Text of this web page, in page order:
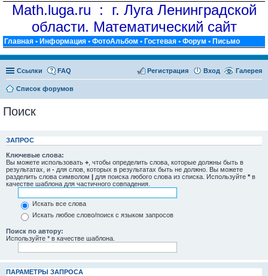
Math.luga.ru : г. Луга Ленинградской
области. Математический сайт
Главная • Информация • ФотоАльбом • Гостевая • Форум • Письмо
Ссылки Галерея
FAQ Вход
Регистрация
Список форумов
Поиск
ЗАПРОС
Ключевые слова:
Вы можете использовать + , чтобы определить слова, которые должны быть в
результатах, и - для слов, которых в результатах быть не должно. Вы можете
разделить слова символом | для поиска любого слова из списка. Используйте * в
качестве шаблона для частичного совпадения.
Искать все слова
Искать любое слово/поиск с языком запросов
Поиск по автору:
Используйте * в качестве шаблона.
ПАРАМЕТРЫ ЗАПРОСА